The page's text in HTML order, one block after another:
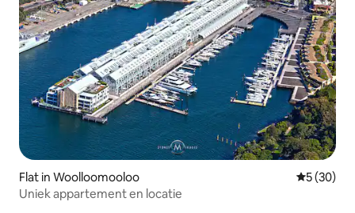
Flat in Woolloomooloo
5 (30)
Uniek appartement en locatie